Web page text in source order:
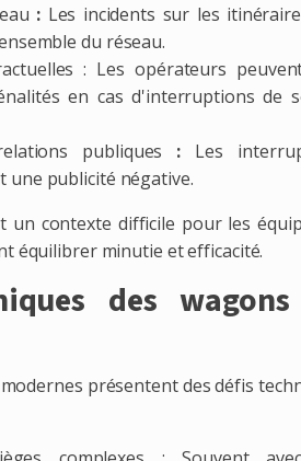
: Les incidents sur les
du réseau.
: Les opérateurs
en cas d'interruptions de
publiques : Les
une publicité négative.
un contexte difficile pour les
équilibrer minutie et efficacité.
des
présentent des défis